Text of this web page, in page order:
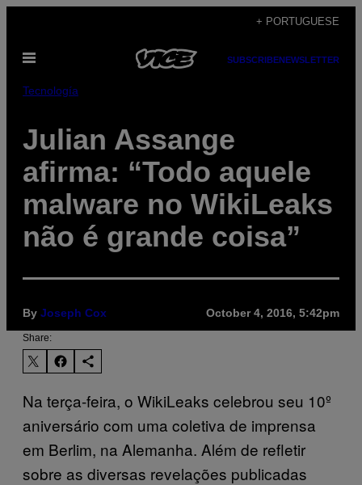
content
+ PORTUGUESE
Open
SUBSCRIBENEWSLETTER
Tecnología
Julian Assange
afirma: “Todo aquele
malware no WikiLeaks
não é grande coisa”
By Joseph Cox October 4, 2016, 5:42pm
Share:
Na terça-feira, o WikiLeaks celebrou seu 10º
aniversário com uma coletiva de imprensa
em Berlim, na Alemanha. Além de refletir
sobre as diversas revelações publicadas